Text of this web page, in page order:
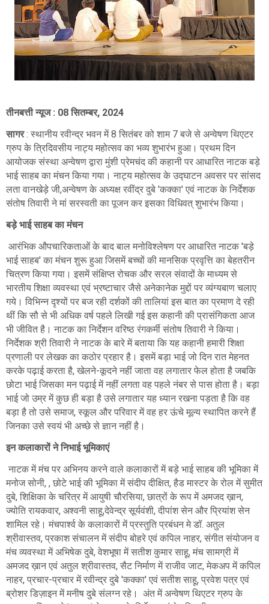
तीनबत्ती न्यूज : 08 सितम्बर, 2024
सागर: स्थानीय रवीन्द्र भवन में 8 सितंबर को शाम 7 बजे से अन्वेषण थिएटर
ग्रुप के त्रिदिवसीय नाट्य महोत्सव का भव्य शुभारंभ हुआ। प्रथम दिन
आयोजक संस्था अन्वेषण द्वारा मुंशी प्रेमचंद की कहानी पर आधारित नाटक बड़े
भाई साहब का मंचन किया गया। नाट्य महोत्सव के उद्घाटन अवसर पर सांसद
लता वानखेड़े जी,अन्वेषण के अध्यक्ष रवींद्र दुबे 'कक्का' एवं नाटक के निर्देशक
संतोष तिवारी ने मां सरस्वती का पूजन कर इसका विधिवत् शुभारंभ किया।
बड़े भाई साहब का मंचन
आरंभिक औपचारिकताओं के बाद बाल मनोविश्लेषण पर आधारित नाटक 'बड़े
भाई साहब' का मंचन शुरू हुआ जिसमें बच्चों की मानसिक प्रवृत्ति का बेहतरीन
चित्रण किया गया। इसमें संक्षिप्त रोचक और सरल संवादों के माध्यम से
भारतीय शिक्षा व्यवस्था एवं भ्रष्टाचार जैसे अनेकानेक मुद्दों पर व्यंग्यबाण चलाए
गये। विभिन्न दृश्यों पर बज रही दर्शकों की तालियां इस बात का प्रमाण दे रही
थीं कि सौ से भी अधिक वर्ष पहले लिखी गई इस कहानी की प्रासंगिकता आज
भी जीवित है। नाटक का निर्देशन वरिष्ठ रंगकर्मी संतोष तिवारी ने किया।
निर्देशक श्री तिवारी ने नाटक के बारे में बताया कि यह कहानी हमारी शिक्षा
प्रणाली पर लेखक का कठोर प्रहार है। इसमें बड़ा भाई जो दिन रात मेहनत
करके पढ़ाई करता है, खेलने-कूदने नहीं जाता वह लगातार फेल होता है जबकि
छोटा भाई जिसका मन पढ़ाई में नहीं लगता वह पहले नंबर से पास होता है। बड़ा
भाई जो उम्र में कुछ ही बड़ा है उसे लगातार यह ध्यान रखना पड़ता है कि वह
बड़ा है तो उसे समाज, स्कूल और परिवार में वह हर ऊंचे मूल्य स्थापित करने हैं
जिनका उसे स्वयं भी अच्छे से ज्ञान नहीं है।
इन कलाकारों ने निभाई भूमिकाएं
नाटक में मंच पर अभिनय करने वाले कलाकारों में बड़े भाई साहब की भूमिका में
मनोज सोनी, , छोटे भाई की भूमिका में संदीप दीक्षित, हैड मास्टर के रोल में सुमीत
दुबे, शिक्षिका के चरित्र में आयुषी चौरसिया, छात्रों के रूप में अमजद ख़ान,
ज्योति रायकवार, अश्वनी साहू,देवेन्द्र सूर्यवंशी, दीपांश सेन और प्रियांश सेन
शामिल रहे। मंचपार्श्व के कलाकारों में प्रस्तुति प्रबंधन मे डॉ. अतुल
श्रीवास्तव, प्रकाश संचालन में संदीप बोहरे एवं कपिल नाहर, संगीत संयोजन व
मंच व्यवस्था में अभिषेक दुबे, वेशभूषा में सतीश कुमार साहू, मंच सामग्री में
अमजद ख़ान एवं अतुल श्रीवास्तव, सैट निर्माण में राजीव जाट, मेकअप में कपिल
नाहर, प्रचार-प्रचार में रवीन्द्र दुबे 'कक्का' एवं सतीश साहू, प्रवेश पत्र एवं
ब्रोशर डिज़ाइन में मनीष दुबे संलग्न रहे। अंत में अन्वेषण थिएटर ग्रुप के